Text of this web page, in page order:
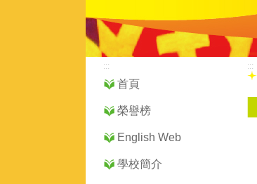
:::
首頁
榮譽榜
English Web
學校簡介
:::